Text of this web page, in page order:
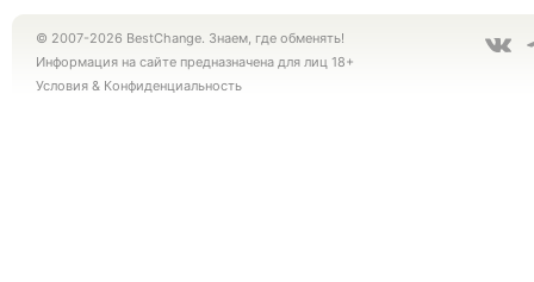
© 2007-2026 BestChange. Знаем, где обменять!
Информация на сайте предназначена для лиц 18+
Условия & Конфиденциальность